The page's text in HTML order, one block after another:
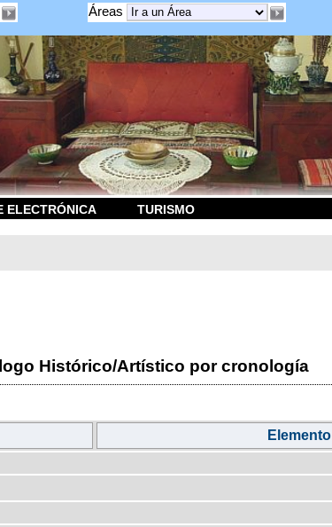
Áreas
ELECTRÓNICA TURISMO
Histórico/Artístico por cronología
Elemento